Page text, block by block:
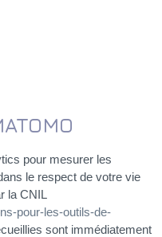
pour mesurer les
le respect de votre vie
la CNIL
pour-les-outils-de-
sont immédiatement